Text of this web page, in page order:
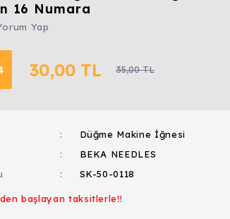
16 Numara
Yap
30,00 TL 35,00 TL
Düğme Makine İğnesi
BEKA NEEDLES
SK-50-0118
başlayan taksitlerle!!